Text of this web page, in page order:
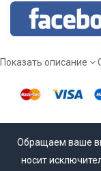
для себя
Мы работаем
недорого!
Показать описание
Обращаем ваше
носит